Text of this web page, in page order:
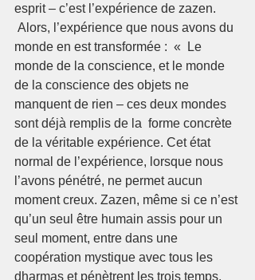
esprit – c’est l’expérience de zazen.
monde en est transformée :  «  Le
monde de la conscience, et le monde
de la conscience des objets ne
manquent de rien – ces deux mondes
sont déjà remplis de la  forme concrète
de la véritable expérience. Cet état
normal de l’expérience, lorsque nous
l’avons pénétré, ne permet aucun
moment creux. Zazen, même si ce n’est
qu’un seul être humain assis pour un
seul moment, entre dans une
coopération mystique avec tous les
dharmas et pénètrent les trois temps,